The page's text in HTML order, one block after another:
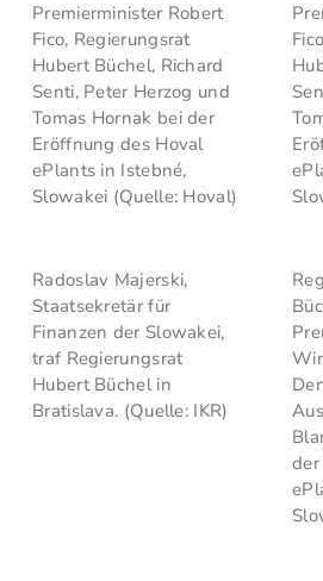
Premierminister Robert
Fico, Regierungsrat
Hubert Büchel, Richard
Senti, Peter Herzog und
Tomas Hornak bei der
Eröffnung des Hoval
ePlants in Istebné,
Slowakei (Quelle: Hoval)
Radoslav Majerski,
Staatsekretär für
Finanzen der Slowakei,
traf Regierungsrat
Hubert Büchel in
Bratislava. (Quelle: IKR)